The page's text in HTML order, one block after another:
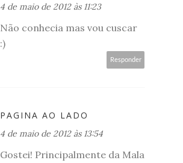
4 de maio de 2012 às 11:23
Não conhecia mas vou cuscar
:)
Responder
PAGINA AO LADO
4 de maio de 2012 às 13:54
Gostei! Principalmente da Mala